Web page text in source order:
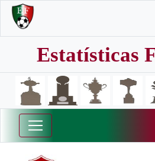
Estatísticas